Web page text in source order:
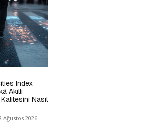
Index
Akıllı
Nasıl
Ağustos 2026